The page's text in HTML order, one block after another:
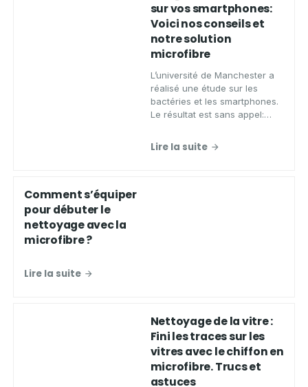
sur vos smartphones:
Voici nos conseils et
notre solution
microfibre
L’université de Manchester a
réalisé une étude sur les
bactéries et les smartphones.
Le résultat est sans appel:
plus de 500 plus que sur un
siège de toilette.
Lire la suite
Comment s’équiper
pour débuter le
nettoyage avec la
microfibre ?
Lire la suite
Nettoyage de la vitre :
Fini les traces sur les
vitres avec le chiffon en
microfibre. Trucs et
astuces